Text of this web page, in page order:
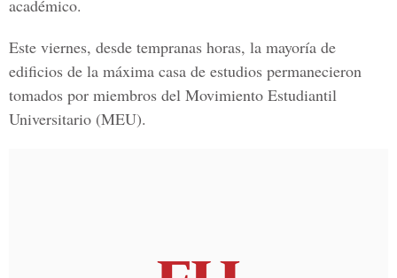
académico.
Este viernes, desde tempranas horas, la mayoría de
edificios de la máxima casa de estudios permanecieron
tomados por miembros del Movimiento Estudiantil
Universitario (MEU).